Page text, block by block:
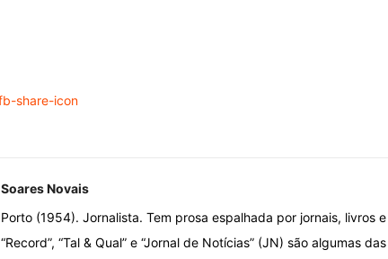
Soares Novais
Porto (1954). Jornalista. Tem prosa espalhada por jornais, livros e
“Record”, “Tal & Qual” e “Jornal de Notícias” (JN) são algumas